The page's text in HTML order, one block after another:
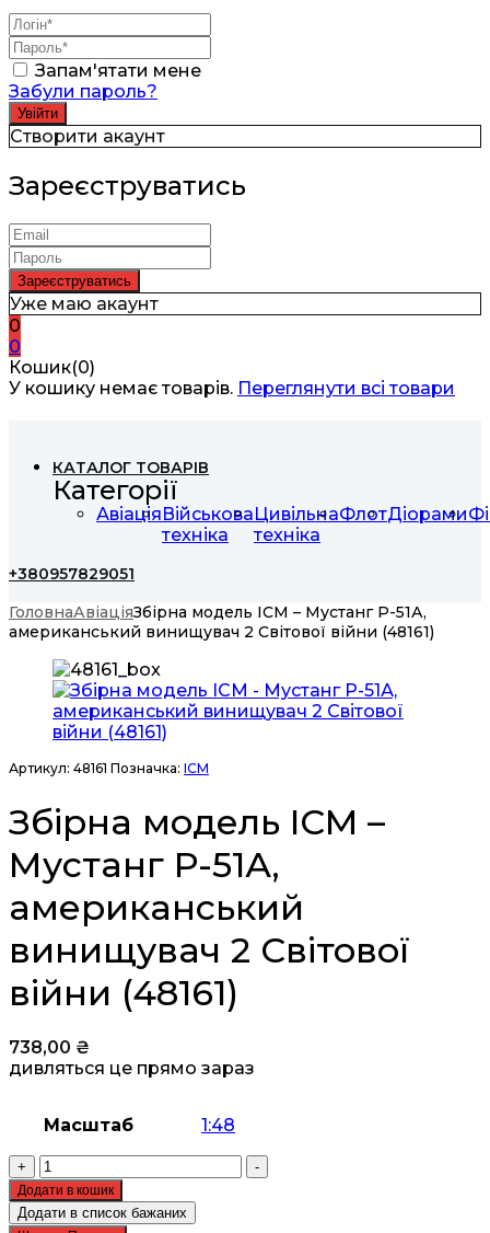
Запам'ятати мене
Забули пароль?
Створити акаунт
Зареєструватись
Уже маю акаунт
0
0
Кошик(0)
У кошику немає товарів. Переглянути всі товари
КАТАЛОГ ТОВАРІВ
Категорії
АвіаціяВійськова
техніка
Цивільна
техніка
ФлотДіорами
+380957829051
ГоловнаАвіаціяЗбірна модель ICM – Мустанг Р-51А,
американський винищувач 2 Світової війни (48161)
Артикул: 48161 Позначка: ICM
Збірна модель ICM –
Мустанг Р-51А,
американський
винищувач 2 Світової
війни (48161)
738,00 ₴
дивляться це прямо зараз
Масштаб 1:48
+
Збірна
модель
ICM
-
-
Додати в кошик
Додати в список бажаних